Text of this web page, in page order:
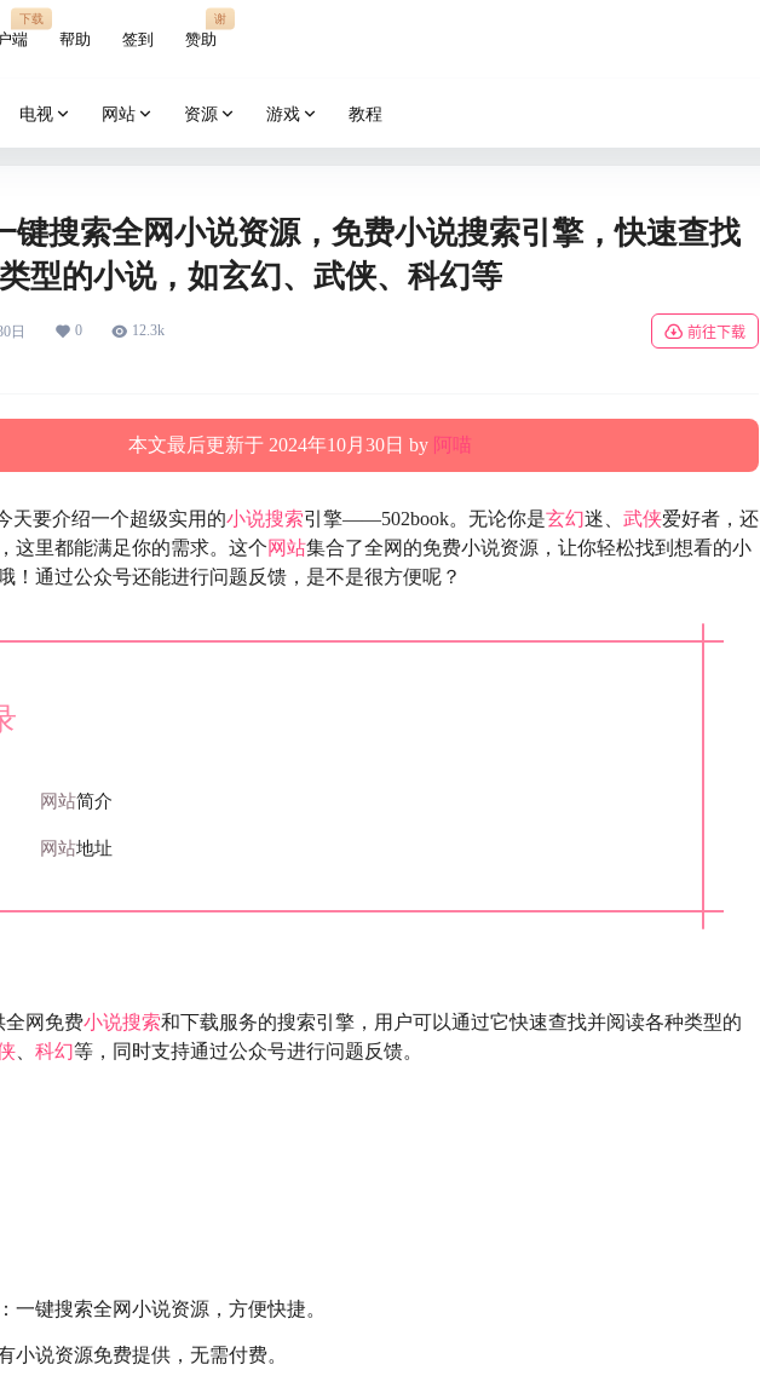
端
下载
帮助 签到 赞助
谢
电视 网站 资源 游戏 教程
键搜索全网小说资源，免费小说搜索引擎，快速查找
型的小说，如玄幻、武侠、科幻等
日 0 12.3k 前往下载
本文最后更新于 2024年10月30日 by 阿喵
天要介绍一个超级实用的小说搜索引擎——502book。无论你是玄幻迷、 武侠爱好者，还
这里都能满足你的需求。这个网站集合了全网的免费小说资源，让你轻松找到想看的小
！通过公众号还能进行问题反馈，是不是很方便呢？
网站简介
网站地址
全网免费小说搜索和下载服务的搜索引擎，用户可以通过它快速查找并阅读各种类型的
科幻等，同时支持通过公众号进行问题反馈。
：一键搜索全网小说资源，方便快捷。
小说资源免费提供，无需付费。